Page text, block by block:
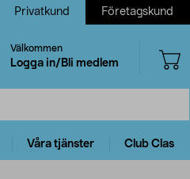
Privatkund Företagskund
Välkommen
Logga in/Bli medlem
Våra tjänster Club Clas